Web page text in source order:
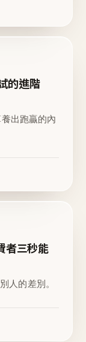
的進階
出跑贏的內
者三秒能
人的差別。